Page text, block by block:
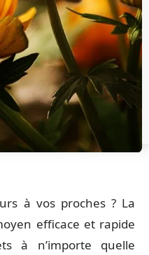
à vos proches ? La
efficace et rapide
à n’importe quelle